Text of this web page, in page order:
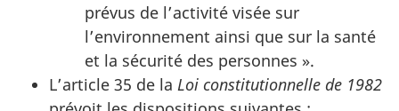
prévus de l’activité visée sur
l’environnement ainsi que sur la santé
et la sécurité des personnes ».
L’article 35 de la Loi constitutionnelle de 1982